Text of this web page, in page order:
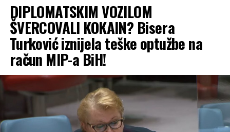
DIPLOMATSKIM VOZILOM
ŠVERCOVALI KOKAIN? Bisera
Turković iznijela teške optužbe na
račun MIP-a BiH!